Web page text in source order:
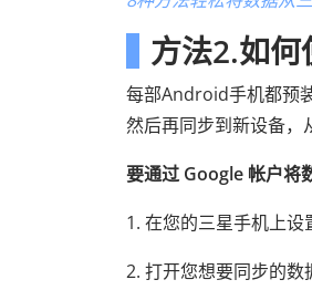
方法2.如
每部Android手机都预
然后再同步到新设备，
要通过 Google 帐户将
1. 在您的三星手机上
2. 打开您想要同步的